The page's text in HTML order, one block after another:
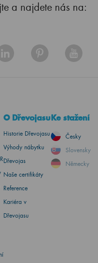
a najdete nás na:
O Dřevojasu
Historie Dřevojasu
Výhody nábytku
Dřevojas
Naše certifikáty
Reference
Kariéra v
Dřevojasu
Ke stažení
Česky
Slovensky
Německy